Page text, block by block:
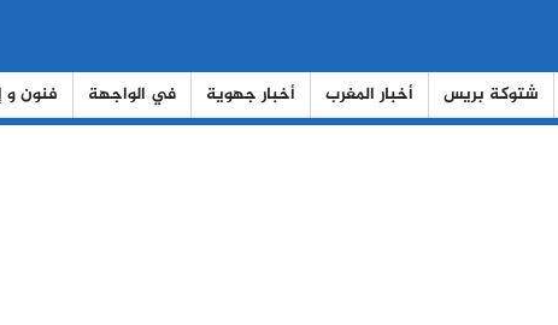
شتوكة بريس أخبار المغرب أخبار جهوية في الواجهة فنون و